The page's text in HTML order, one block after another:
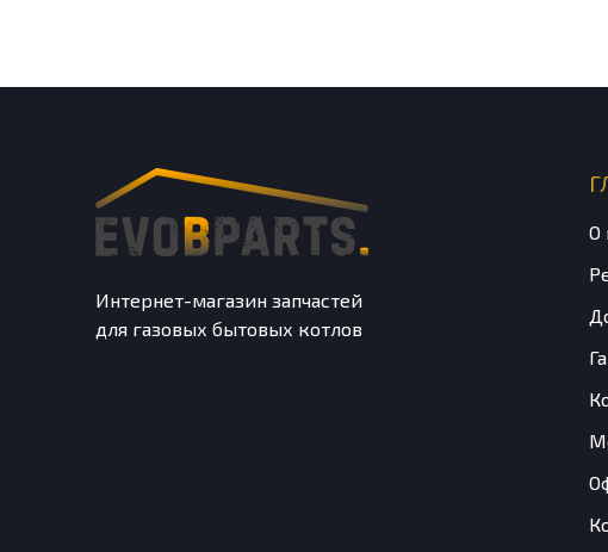
Интернет-магазин запчастей
для газовых бытовых котлов
О